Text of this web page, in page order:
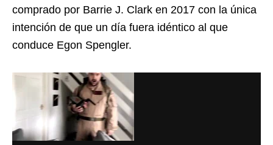
comprado por Barrie J. Clark en 2017 con la única
intención de que un día fuera idéntico al que
conduce Egon Spengler.